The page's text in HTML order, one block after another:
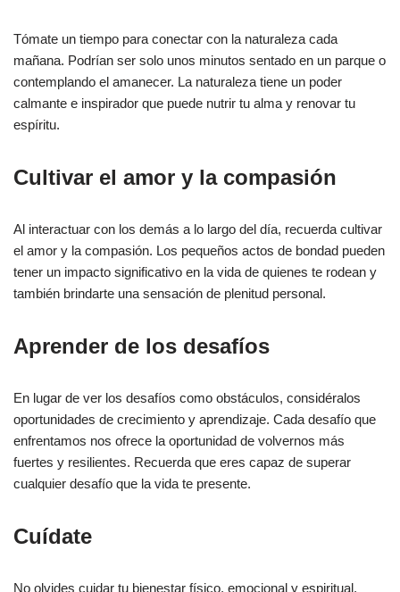
Tómate un tiempo para conectar con la naturaleza cada
mañana. Podrían ser solo unos minutos sentado en un parque o
contemplando el amanecer. La naturaleza tiene un poder
calmante e inspirador que puede nutrir tu alma y renovar tu
espíritu.
Cultivar el amor y la compasión
Al interactuar con los demás a lo largo del día, recuerda cultivar
el amor y la compasión. Los pequeños actos de bondad pueden
tener un impacto significativo en la vida de quienes te rodean y
también brindarte una sensación de plenitud personal.
Aprender de los desafíos
En lugar de ver los desafíos como obstáculos, considéralos
oportunidades de crecimiento y aprendizaje. Cada desafío que
enfrentamos nos ofrece la oportunidad de volvernos más
fuertes y resilientes. Recuerda que eres capaz de superar
cualquier desafío que la vida te presente.
Cuídate
No olvides cuidar tu bienestar físico, emocional y espiritual.